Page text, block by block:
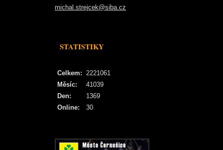
michal.strejcek@siba.cz
STATISTIKY
Online: 30
Celkem: 2221061
Měsíc:
41039
Den:
1369